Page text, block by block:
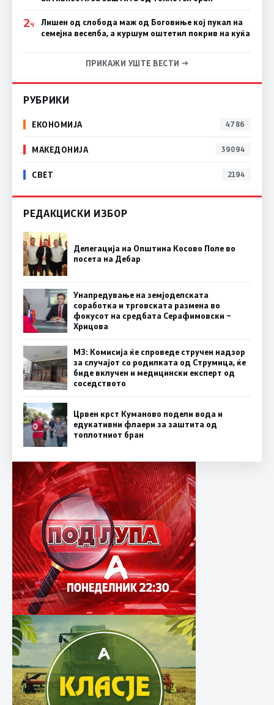
2Ч
Лишен од слобода маж од Боговиње кој пукал на
семејна веселба, а куршум оштетил покрив на куќа
ПРИКАЖИ УШТЕ ВЕСТИ →
РУБРИКИ
ЕКОНОМИЈА 4786
МАКЕДОНИЈА 39094
СВЕТ 2194
РЕДАКЦИСКИ ИЗБОР
Делегација на Општина Косово Поле во
посета на Дебар
Унапредување на земјоделската
соработка и трговската размена во
фокусот на средбата Серафимовски –
Хрицова
МЗ: Комисија ќе спроведе стручен надзор
за случајот со родилката од Струмица, ќе
биде вклучен и медицински експерт од
соседството
Црвен крст Куманово подели вода и
едукативни флаери за заштита од
топлотниот бран